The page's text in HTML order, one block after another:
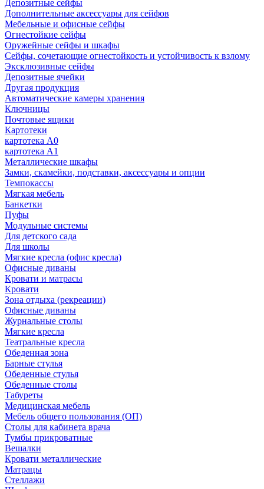
Депозитные сейфы
Дополнительные аксессуары для сейфов
Мебельные и офисные сейфы
Огнестойкие сейфы
Оружейные сейфы и шкафы
Сейфы, сочетающие огнестойкость и устойчивость к взлому
Эксклюзивные сейфы
Депозитные ячейки
Другая продукция
Автоматические камеры хранения
Ключницы
Почтовые ящики
Картотеки
картотека А0
картотека А1
Металлические шкафы
Замки, скамейки, подставки, аксессуары и опции
Темпокассы
Мягкая мебель
Банкетки
Пуфы
Модульные системы
Для детского сада
Для школы
Мягкие кресла (офис кресла)
Офисные диваны
Кровати и матрасы
Кровати
Зона отдыха (рекреации)
Офисные диваны
Журнальные столы
Мягкие кресла
Театральные кресла
Обеденная зона
Барные стулья
Обеденные стулья
Обеденные столы
Табуреты
Медицинская мебель
Мебель общего пользования (ОП)
Столы для кабинета врача
Тумбы прикроватные
Вешалки
Кровати металлические
Матрацы
Стеллажи